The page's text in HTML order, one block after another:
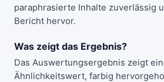
paraphrasierte Inhalte zuverlässig
Bericht hervor.
Was zeigt das Ergebnis?
Das Auswertungsergebnis zeigt
Ähnlichkeitswert, farbig